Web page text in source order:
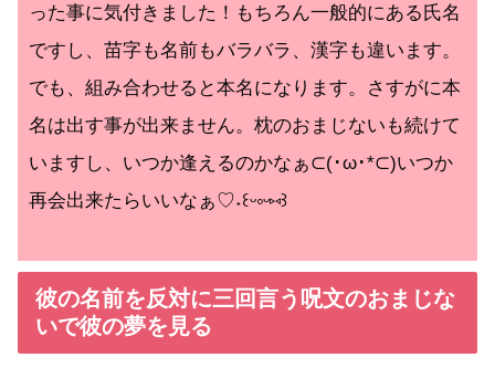
った事に気付きました！もちろん一般的にある氏名
ですし、苗字も名前もバラバラ、漢字も違います。
でも、組み合わせると本名になります。さすがに本
名は出す事が出来ません。枕のおまじないも続けて
いますし、いつか逢えるのかなぁ⊂⁠(⁠･⁠ω⁠･⁠*⁠⊂⁠)いつか
再会出来たらいいなぁ♡⁠˖⁠꒰⁠ᵕ⁠༚⁠ᵕ⁠⑅⁠꒱
彼の名前を反対に三回言う呪文のおまじな
いで彼の夢を見る